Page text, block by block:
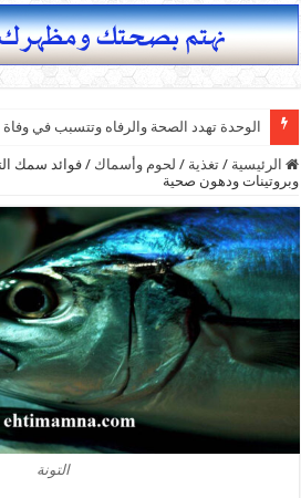
الوحدة تهدد الصحة والرفاه وتتسبب في وفاة
الرئيسية / تغذية / لحوم وأسماك / فوائد سمك
وبروتينات ودهون صحية
التونة